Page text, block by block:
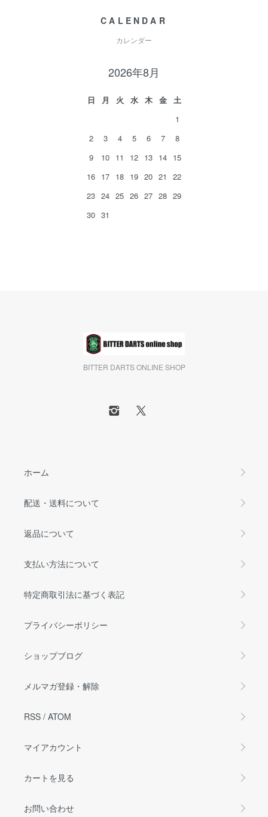
CALENDAR
カレンダー
2026年8月
日 月 火 水 木 金
土
1
2
3 4 5 6 7
8
9
10 11 12 13 14 15
16 17 18 19 20 21
22
23 24 25 26 27 28 29
30 31
BITTER DARTS ONLINE SHOP
ホーム
配送・送料について
返品について
支払い方法について
特定商取引法に基づく表記
プライバシーポリシー
ショップブログ
メルマガ登録・解除
RSS / ATOM
マイアカウント
カートを見る
お問い合わせ